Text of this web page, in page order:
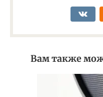
Вам также